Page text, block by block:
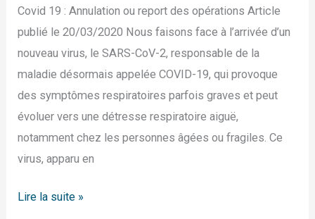
Covid 19 : Annulation ou report des opérations Article
publié le 20/03/2020 Nous faisons face à l’arrivée d’un
nouveau virus, le SARS-CoV-2, responsable de la
maladie désormais appelée COVID-19, qui provoque
des symptômes respiratoires parfois graves et peut
évoluer vers une détresse respiratoire aiguë,
notamment chez les personnes âgées ou fragiles. Ce
virus, apparu en
Lire la suite »